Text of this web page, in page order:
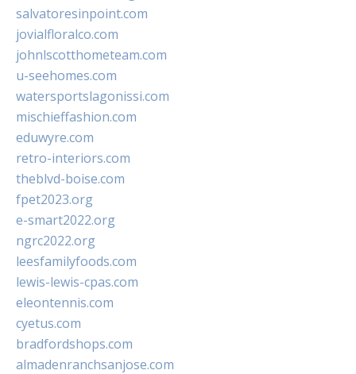
salvatoresinpoint.com
jovialfloralco.com
johnlscotthometeam.com
u-seehomes.com
watersportslagonissi.com
mischieffashion.com
eduwyre.com
retro-interiors.com
theblvd-boise.com
fpet2023.org
e-smart2022.org
ngrc2022.org
leesfamilyfoods.com
lewis-lewis-cpas.com
eleontennis.com
cyetus.com
bradfordshops.com
almadenranchsanjose.com